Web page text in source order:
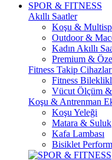
SPOR & FITNESS
Akıllı Saatler
Koşu &
Outdoor &
Kadın Akıllı
Premium &
Fitness Takip
Fitness
Vücut Ölçüm
Koşu & Antrenman
Koşu Yeleği
Matara & Suluk
Kafa Lambası
Bisiklet